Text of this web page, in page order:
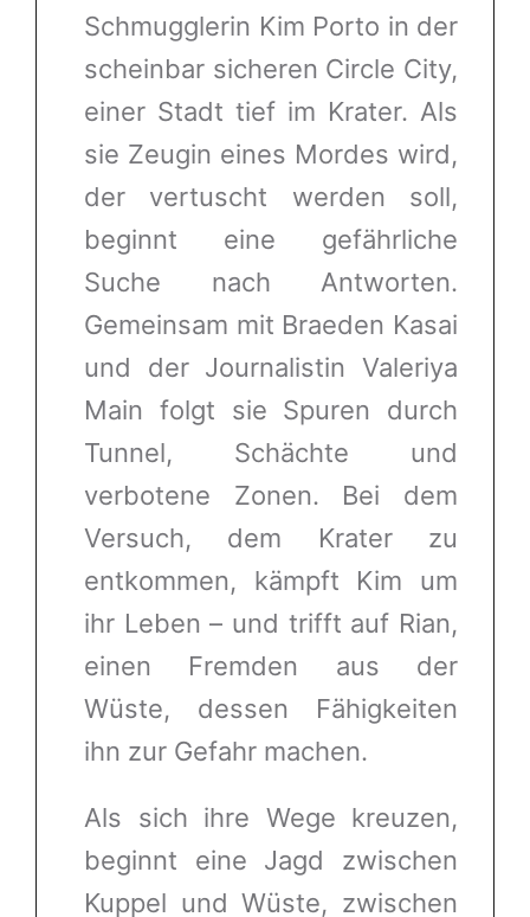
Schmugglerin Kim Porto in der
scheinbar sicheren Circle City,
einer Stadt tief im Krater. Als
sie Zeugin eines Mordes wird,
der vertuscht werden soll,
beginnt eine gefährliche
Suche nach Antworten.
Gemeinsam mit Braeden Kasai
und der Journalistin Valeriya
Main folgt sie Spuren durch
Tunnel, Schächte und
verbotene Zonen. Bei dem
Versuch, dem Krater zu
entkommen, kämpft Kim um
ihr Leben – und trifft auf Rian,
einen Fremden aus der
Wüste, dessen Fähigkeiten
ihn zur Gefahr machen.
Als sich ihre Wege kreuzen,
beginnt eine Jagd zwischen
Kuppel und Wüste, zwischen